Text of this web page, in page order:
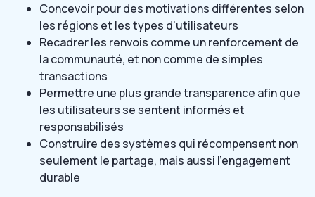
Concevoir pour des motivations différentes selon
les régions et les types d’utilisateurs
Recadrer les renvois comme un renforcement de
la communauté, et non comme de simples
transactions
Permettre une plus grande transparence afin que
les utilisateurs se sentent informés et
responsabilisés
Construire des systèmes qui récompensent non
seulement le partage, mais aussi l’engagement
durable